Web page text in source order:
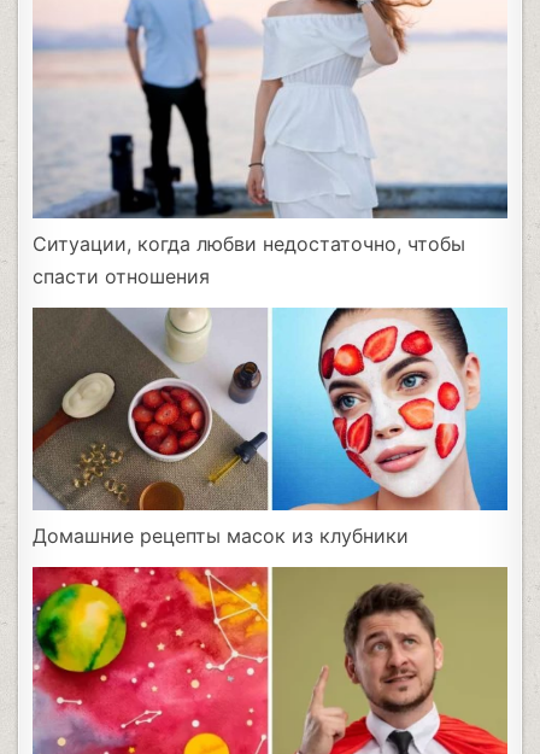
Ситуации, когда любви недостаточно, чтобы
спасти отношения
Домашние рецепты масок из клубники